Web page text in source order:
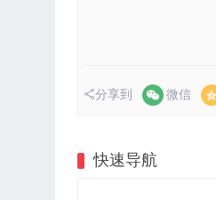
分享到 微信
快速导航